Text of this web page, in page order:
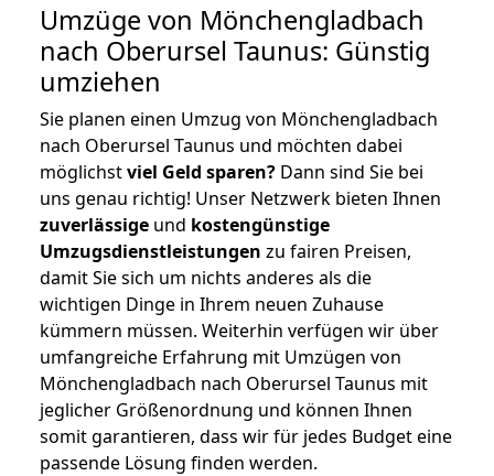
Umzüge von Mönchengladbach
nach Oberursel Taunus: Günstig
umziehen
Sie planen einen Umzug von Mönchengladbach
nach Oberursel Taunus und möchten dabei
möglichstviel Geld sparen? Dann sind Sie bei
uns genau richtig! Unser Netzwerk bieten Ihnen
zuverlässige und kostengünstige
Umzugsdienstleistungen zu fairen Preisen,
damit Sie sich um nichts anderes als die
wichtigen Dinge in Ihrem neuen Zuhause
kümmern müssen. Weiterhin verfügen wir über
umfangreiche Erfahrung mit Umzügen von
Mönchengladbach nach Oberursel Taunus mit
jeglicher Größenordnung und können Ihnen
somit garantieren, dass wir für jedes Budget eine
passende Lösung finden werden.